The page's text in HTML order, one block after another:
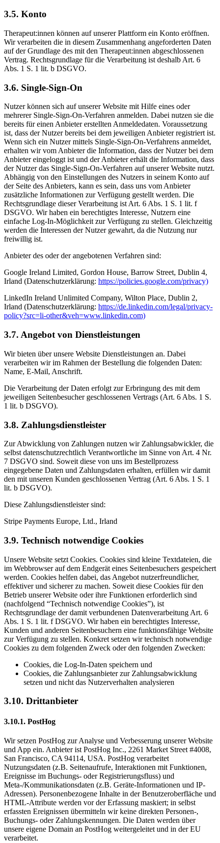
3.5. Konto
Therapeut:innen können auf unserer Plattform ein Konto eröffnen.
Wir verarbeiten die in diesem Zusammenhang angeforderten Daten
auf der Grundlage des mit den Therapeut:innen abgeschlossenen
Vertrag. Rechtsgrundlage für die Verarbeitung ist deshalb Art. 6
Abs. 1 S. 1 lit. b DSGVO.
3.6. Single-Sign-On
Nutzer können sich auf unserer Website mit Hilfe eines oder
mehrerer Single-Sign-On-Verfahren anmelden. Dabei nutzen sie die
bereits für einen Anbieter erstellten Anmeldedaten. Voraussetzung
ist, dass der Nutzer bereits bei dem jeweiligen Anbieter registriert ist.
Wenn sich ein Nutzer mittels Single-Sign-On-Verfahrens anmeldet,
erhalten wir vom Anbieter die Information, dass der Nutzer bei dem
Anbieter eingeloggt ist und der Anbieter erhält die Information, dass
der Nutzer das Single-Sign-On-Verfahren auf unserer Website nutzt.
Abhängig von den Einstellungen des Nutzers in seinem Konto auf
der Seite des Anbieters, kann es sein, dass uns vom Anbieter
zusätzliche Informationen zur Verfügung gestellt werden. Die
Rechtsgrundlage dieser Verarbeitung ist Art. 6 Abs. 1 S. 1 lit. f
DSGVO. Wir haben ein berechtigtes Interesse, Nutzern eine
einfache Log-In-Möglichkeit zur Verfügung zu stellen. Gleichzeitig
werden die Interessen der Nutzer gewahrt, da die Nutzung nur
freiwillig ist.
Anbieter des oder der angebotenen Verfahren sind:
Google Ireland Limited, Gordon House, Barrow Street, Dublin 4,
Irland (Datenschutzerklärung: https://policies.google.com/privacy)
LinkedIn Ireland Unlimited Company, Wilton Place, Dublin 2,
Irland (Datenschutzerklärung: https://de.linkedin.com/legal/privacy-
policy?src=li-other&veh=www.linkedin.com)
3.7. Angebot von Dienstleistungen
Wir bieten über unsere Website Dienstleistungen an. Dabei
verarbeiten wir im Rahmen der Bestellung die folgenden Daten:
Name, E-Mail, Anschrift.
Die Verarbeitung der Daten erfolgt zur Erbringung des mit dem
jeweiligen Seitenbesucher geschlossenen Vertrags (Art. 6 Abs. 1 S.
1 lit. b DSGVO).
3.8. Zahlungsdienstleister
Zur Abwicklung von Zahlungen nutzen wir Zahlungsabwickler, die
selbst datenschutzrechtlich Verantwortliche im Sinne von Art. 4 Nr.
7 DSGVO sind. Soweit diese von uns im Bestellprozess
eingegebene Daten und Zahlungsdaten erhalten, erfüllen wir damit
den mit unseren Kunden geschlossenen Vertrag (Art. 6 Abs. 1 S. 1
lit. b DSGVO).
Diese Zahlungsdienstleister sind:
Stripe Payments Europe, Ltd., Irland
3.9. Technisch notwendige Cookies
Unsere Website setzt Cookies. Cookies sind kleine Textdateien, die
im Webbrowser auf dem Endgerät eines Seitenbesuchers gespeichert
werden. Cookies helfen dabei, das Angebot nutzerfreundlicher,
effektiver und sicherer zu machen. Soweit diese Cookies für den
Betrieb unserer Website oder ihre Funktionen erforderlich sind
(nachfolgend “Technisch notwendige Cookies”), ist
Rechtsgrundlage der damit verbundenen Datenverarbeitung Art. 6
Abs. 1 S. 1 lit. f DSGVO. Wir haben ein berechtigtes Interesse,
Kunden und anderen Seitenbesuchern eine funktionsfähige Website
zur Verfügung zu stellen. Konkret setzen wir technisch notwendige
Cookies zu dem folgenden Zweck oder den folgenden Zwecken:
Cookies, die Log-In-Daten speichern und
Cookies, die Zahlungsanbieter zur Zahlungsabwicklung
setzen und nicht das Nutzerverhalten analysieren
3.10. Drittanbieter
3.10.1. PostHog
Wir setzen PostHog zur Analyse und Verbesserung unserer Website
und App ein. Anbieter ist PostHog Inc., 2261 Market Street #4008,
San Francisco, CA 94114, USA. PostHog verarbeitet
Nutzungsdaten (z.B. Seitenaufrufe, Interaktionen mit Funktionen,
Ereignisse im Buchungs- oder Registrierungsfluss) und
Meta-/Kommunikationsdaten (z.B. Geräte-Informationen und IP-
Adressen). Personenbezogene Inhalte in der Benutzeroberfläche und
HTML-Attribute werden vor der Erfassung maskiert; in selbst
erfassten Ereignissen übermitteln wir keine direkten Personen-,
Buchungs- oder Zahlungskennungen. Die Daten werden über
unsere eigene Domain an PostHog weitergeleitet und in der EU
verarbeitet.